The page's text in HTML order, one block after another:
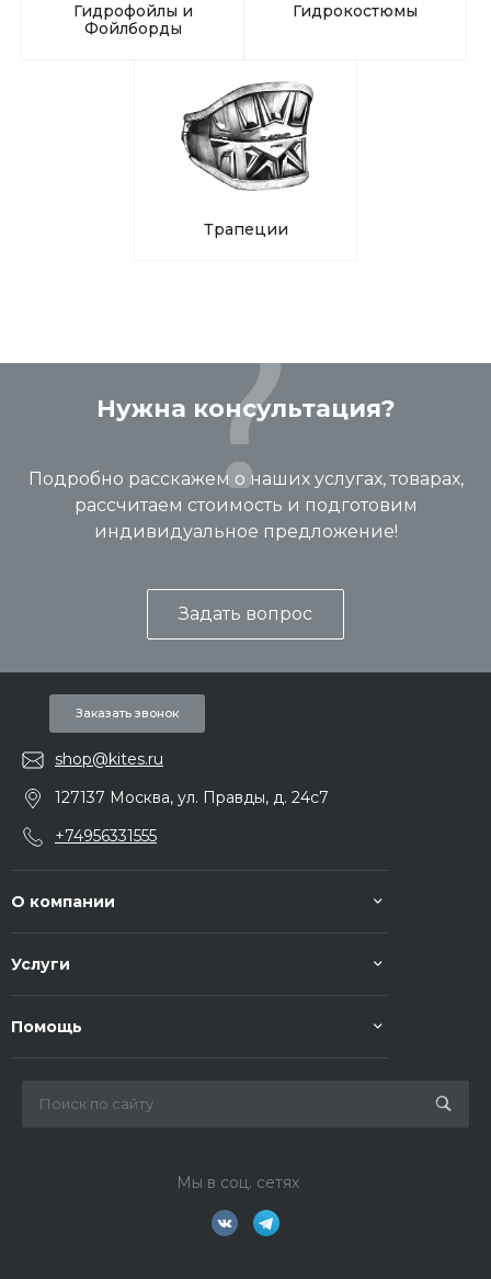
Гидрофойлы и
Фойлборды
Гидрокостюмы
Трапеции
Нужна консультация?
Подробно расскажем о наших услугах, товарах,
рассчитаем стоимость и подготовим
индивидуальное предложение!
Задать вопрос
Заказать звонок
shop@kites.ru
127137 Москва, ул. Правды, д. 24с7
+74956331555
О компании
Услуги
Помощь
Мы в соц. сетях